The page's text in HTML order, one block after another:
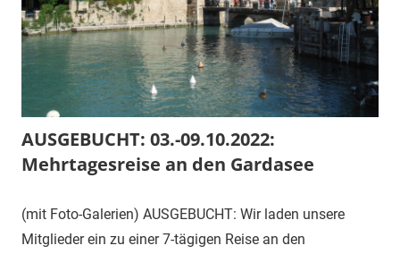
AUSGEBUCHT: 03.-09.10.2022:
Mehrtagesreise an den Gardasee
(mit Foto-Galerien) AUSGEBUCHT: Wir laden unsere
Mitglieder ein zu einer 7-tägigen Reise an den